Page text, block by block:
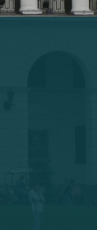
channel/knmaulife/